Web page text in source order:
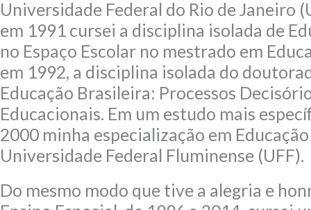
Universidade Federal do Rio de Janeiro
em 1991 cursei a disciplina isolada de
no Espaço Escolar no mestrado em
em 1992, a disciplina isolada do
Educação Brasileira: Processos
Educacionais. Em um estudo mais
2000 minha especialização em
Universidade Federal Fluminense (UFF).
Do mesmo modo que tive a alegria e